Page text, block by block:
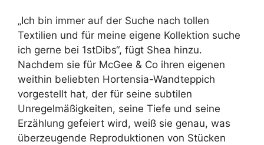
„Ich bin immer auf der Suche nach tollen
Textilien und für meine eigene Kollektion suche
ich gerne bei 1stDibs“, fügt Shea hinzu.
Nachdem sie für McGee & Co ihren eigenen
weithin beliebten Hortensia-Wandteppich
vorgestellt hat, der für seine subtilen
Unregelmäßigkeiten, seine Tiefe und seine
Erzählung gefeiert wird, weiß sie genau, was
überzeugende Reproduktionen von Stücken